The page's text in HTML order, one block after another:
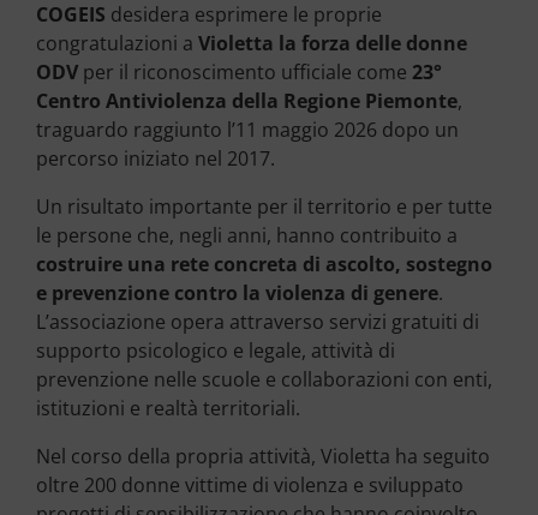
COGEIS desidera esprimere le proprie
congratulazioni a Violetta la forza delle donne
ODV per il riconoscimento ufficiale come 23°
Centro Antiviolenza della Regione Piemonte,
traguardo raggiunto l’11 maggio 2026 dopo un
percorso iniziato nel 2017.
Un risultato importante per il territorio e per tutte
le persone che, negli anni, hanno contribuito a
costruire una rete concreta di ascolto, sostegno
e prevenzione contro la violenza di genere.
L’associazione opera attraverso servizi gratuiti di
supporto psicologico e legale, attività di
prevenzione nelle scuole e collaborazioni con enti,
istituzioni e realtà territoriali.
Nel corso della propria attività, Violetta ha seguito
oltre 200 donne vittime di violenza e sviluppato